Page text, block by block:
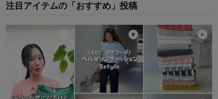
注目アイテムの「おすすめ」投稿